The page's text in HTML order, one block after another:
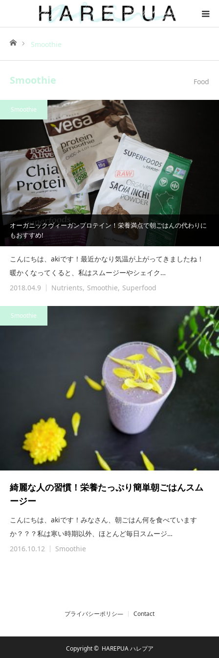
ホームSmoothie
Smoothie Food
Smoothie
オーガニックヴィーガンプロテイン！栄養満点で朝ごはんの代わりに
もおすすめ!
こんにちは、akiです！最近かなり気温が上がってきましたね！
暖かくなってくると、私はスムージーやシェイク…
2018.04.9
Nutrients Smoothie Superfood
Smoothie
綺麗な人の習慣！栄養たっぷり簡単朝ごはんスム
ージー
こんにちは、akiです！みなさん、朝ごはん何を食べています
か？？？私は寒い時期以外、ほとんど毎日スムージ…
2016.10.12
Smoothie
プライバシーポリシ― Contact
Copyright © HAREPUA ハレプア